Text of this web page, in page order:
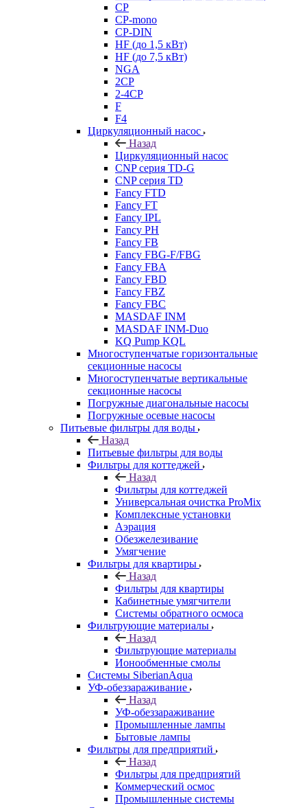
CP
CP-mono
CP-DIN
HF (до 1,5 кВт)
HF (до 7,5 кВт)
NGA
2CP
2-4CP
F
F4
Циркуляционный насос
Назад
Циркуляционный насос
CNP серия TD-G
CNP серия TD
Fancy FTD
Fancy FT
Fancy IPL
Fancy PH
Fancy FB
Fancy FBG-F/FBG
Fancy FBA
Fancy FBD
Fancy FBZ
Fancy FBC
MASDAF INM
MASDAF INM-Duo
KQ Pump KQL
Многоступенчатые горизонтальные
секционные насосы
Многоступенчатые вертикальные
секционные насосы
Погружные диагональные насосы
Погружные осевые насосы
Питьевые фильтры для воды
Назад
Питьевые фильтры для воды
Фильтры для коттеджей
Назад
Фильтры для коттеджей
Универсальная очистка ProMix
Комплексные установки
Аэрация
Обезжелезивание
Умягчение
Фильтры для квартиры
Назад
Фильтры для квартиры
Кабинетные умягчители
Системы обратного осмоса
Фильтрующие материалы
Назад
Фильтрующие материалы
Ионообменные смолы
Системы SiberianAqua
УФ-обеззараживание
Назад
УФ-обеззараживание
Промышленные лампы
Бытовые лампы
Фильтры для предприятий
Назад
Фильтры для предприятий
Коммерческий осмос
Промышленные системы